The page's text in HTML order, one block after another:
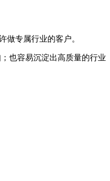
做专属行业的客户。
也容易沉淀出高质量的行业